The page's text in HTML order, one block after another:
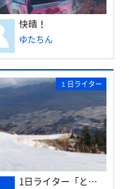
快晴！
ゆたちん
１日ライター
1日ライター「とみー」さんからレポートをいただきました